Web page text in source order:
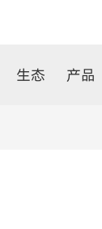
生态 产品